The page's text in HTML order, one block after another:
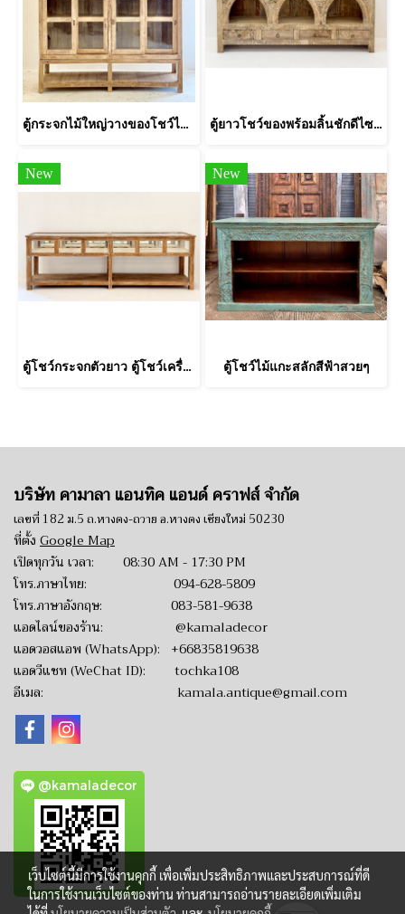
ตู้กระจกไม้ใหญ่วางของโชว์ไม้สักฟอกขาว ตู้ยาวโชว์ของพร้อมลิ้นชักดีไซน์ซุ้มโค้ง
New
ตู้โชว์กระจกตัวยาว ตู้โชว์เครื่องประดับไม้สัก
New
ตู้โชว์ไม้แกะสลักสีฟ้าสวยๆ
บริษัท คามาลา แอนทิค แอนด์ คราฟส์ จำกัด
เลขที่ 182 ม.5 ถ.หางดง-ถวาย อ.หางดง เชียงใหม่ 50230
ที่ตั้ง Google Map
เปิดทุกวัน เวลา: 08:30 AM - 17:30 PM
โทร.ภาษาไทย: 094-628-5809
โทร.ภาษาอังกฤษ: 083-581-9638
แอดไลน์ของร้าน: @kamaladecor
แอดวอสแอพ (WhatsApp): +66835819638
แอดวีแชท (WeChat ID): tochka108
อีเมล: kamala.antique@gmail.com
@kamaladecor
เว็บไซต์นี้มีการใช้งานคุกกี้ เพื่อเพิ่มประสิทธิภาพและประสบการณ์ที่ดี
ในการใช้งานเว็บไซต์ของท่าน ท่านสามารถอ่านรายละเอียดเพิ่มเติม